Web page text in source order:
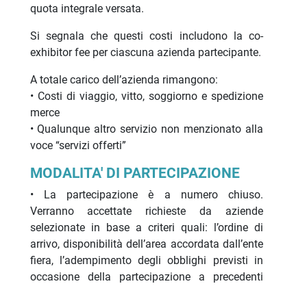
quota integrale versata.
Si segnala che questi costi includono la co-
exhibitor fee per ciascuna azienda partecipante.
A totale carico dell’azienda rimangono:
• Costi di viaggio, vitto, soggiorno e spedizione
merce
• Qualunque altro servizio non menzionato alla
voce “servizi offerti”
MODALITA' DI PARTECIPAZIONE
• La partecipazione è a numero chiuso.
Verranno accettate richieste da aziende
selezionate in base a criteri quali: l’ordine di
arrivo, disponibilità dell’area accordata dall’ente
fiera, l’adempimento degli obblighi previsti in
occasione della partecipazione a precedenti